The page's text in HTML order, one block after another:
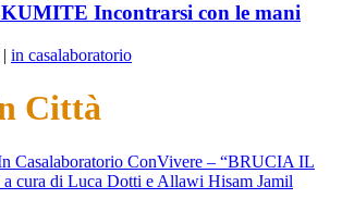
Incontrarsi con le mani
| in casalaboratorio
Città